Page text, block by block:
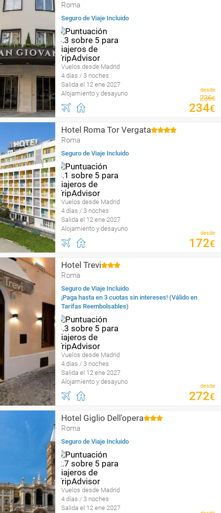
Roma
Seguro de Viaje Incluido
Vuelos desde Madrid
4 días / 3 noches
Salida el 12 ene 2027
Alojamiento y desayuno
desde
236€
234€
Hotel Roma Tor Vergata
Roma
Seguro de Viaje Incluido
Vuelos desde Madrid
4 días / 3 noches
Salida el 12 ene 2027
Alojamiento y desayuno
desde
172€
Hotel Trevi
Roma
Seguro de Viaje Incluido
¡Paga hasta en 3 cuotas sin intereses! (Válido en
Tarifas Reembolsables)
Vuelos desde Madrid
4 días / 3 noches
Salida el 12 ene 2027
Alojamiento y desayuno
desde
272€
Hotel Giglio Dell'opera
Roma
Seguro de Viaje Incluido
Vuelos desde Madrid
4 días / 3 noches
Salida el 12 ene 2027